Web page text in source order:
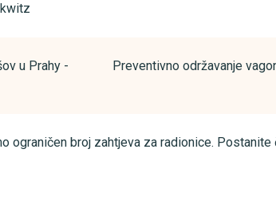
u Prahy -
Preventivno održavanje
ograničen broj zahtjeva za radionice. Postanite